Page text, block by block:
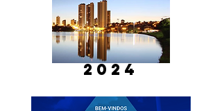
2024